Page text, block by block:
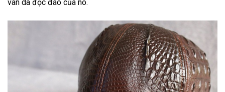
vân da độc đáo của nó.